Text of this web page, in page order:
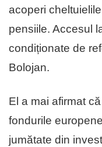
acoperi
pensiile. Accesul
condiționate de
Bolojan.
El a mai afirmat
fondurile
jumătate din